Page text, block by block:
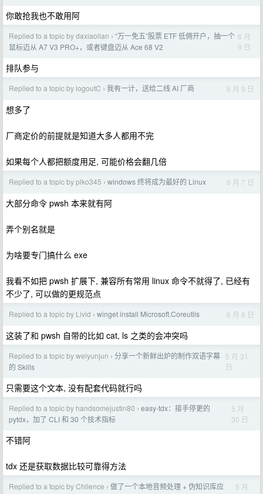
你敢抢我也不敢用阿
Replied to a topic by daxiaolian › “万一免五”股票 ETF 低佣开户，抽一个
鼠标迈从 A7 V3 PRO+，或者键盘迈从 Ace 68 V2
6 月
9 日
排队参与
Replied to a topic by logoutC › 我有一计，送给二线 AI 厂商 6 月 9 日
想多了
厂商定价的前提就是知道大多人都用不完
如果每个人都把额度用足, 可能价格会翻几倍
Replied to a topic by plko345 › windows 终将成为最好的 Linux 6 月 7 日
大部分命令 pwsh 本来就有阿
弄个别名就是
为啥要专门搞什么 exe
我看不如把 pwsh 扩展下, 兼容所有常用 linux 命令不就得了, 已经有
不少了, 可以做的更规范点
Replied to a topic by Livid › winget install Microsoft.Coreutils 6 月 6 日
这装了和 pwsh 自带的比如 cat, ls 之类的会冲突吗
Replied to a topic by weiyunjun › 分享一个新鲜出炉的制作双语字幕
的 Skills
5 月 31
日
只需要这个文本, 没有配套代码就行吗
Replied to a topic by handsomejustin80 › easy-tdx：接手停更的
pytdx，加了 CLI 和 30 个技术指标
5 月
30 日
不错阿
tdx 还是获取数据比较可靠得方法
Replied to a topic by Chlience › 做了一个本地音频处理 + 伪知识库应
5 月